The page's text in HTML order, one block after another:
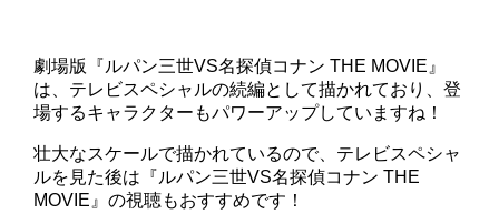
劇場版『ルパン三世VS名探偵コナン THE MOVIE』
は、テレビスペシャルの続編として描かれており、登
場するキャラクターもパワーアップしていますね！
壮大なスケールで描かれているので、テレビスペシャ
ルを見た後は『ルパン三世VS名探偵コナン THE
MOVIE』の視聴もおすすめです！